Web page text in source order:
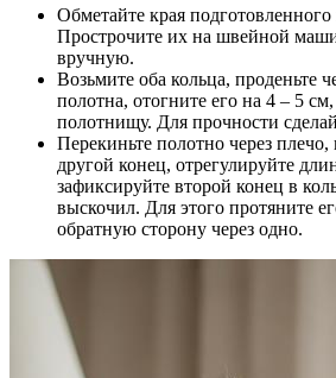
Обметайте края
Прострочите их на швейной
вручную.
Возьмите оба кольца, проденьте
полотна, отогните его на 4 – 5
полотнищу. Для прочности
Перекиньте полотно через плечо,
другой конец, отрегулируйте
зафиксируйте второй конец в
выскочил. Для этого протяните
обратную сторону через одно.